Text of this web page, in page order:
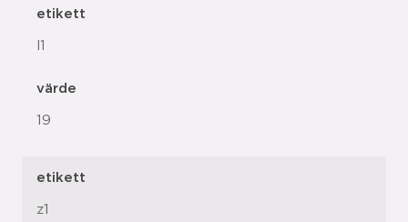
etikett
l1
värde
19
etikett
z1